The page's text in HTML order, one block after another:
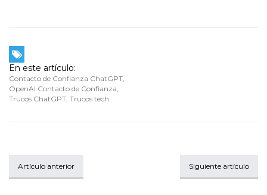
En este artículo:
Contacto de Confianza ChatGPT,
OpenAI Contacto de Confianza,
Trucos ChatGPT, Trucos tech
Artículo anterior Siguiente artículo